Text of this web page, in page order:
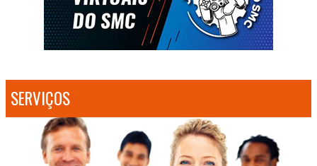
SERVIÇOS